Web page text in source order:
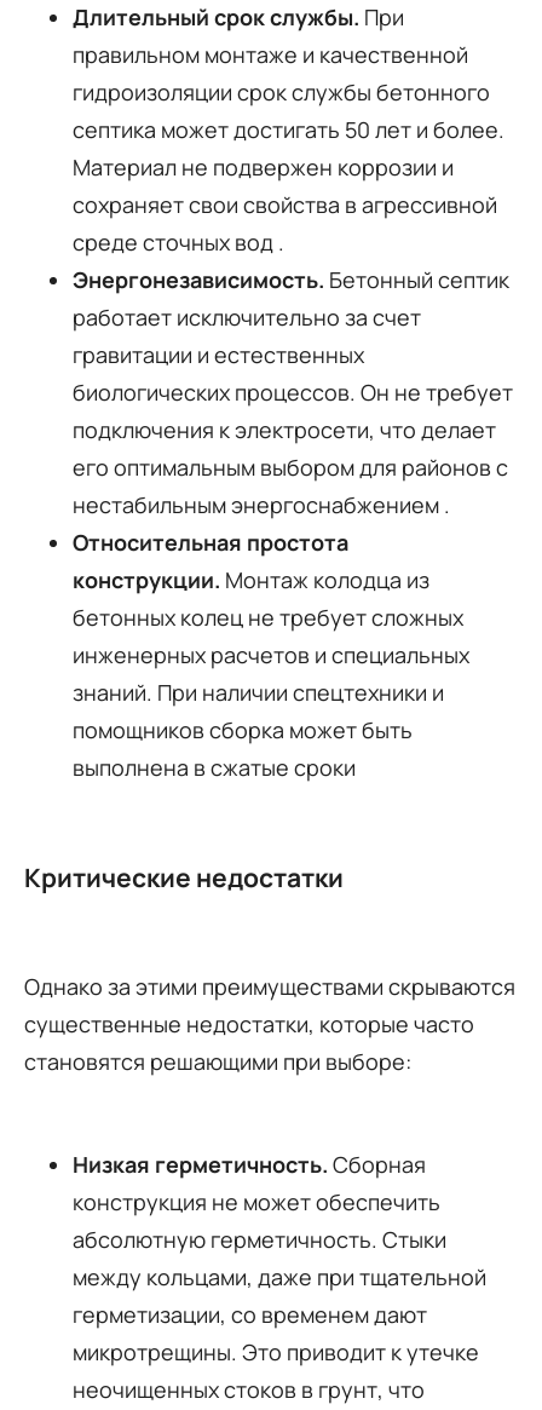
Длительный срок службы. При
правильном монтаже и качественной
гидроизоляции срок службы бетонного
септика может достигать 50 лет и более.
Материал не подвержен коррозии и
сохраняет свои свойства в агрессивной
среде сточных вод .
Энергонезависимость. Бетонный септик
работает исключительно за счет
гравитации и естественных
биологических процессов. Он не требует
подключения к электросети, что делает
его оптимальным выбором для районов с
нестабильным энергоснабжением .
Относительная простота
конструкции. Монтаж колодца из
бетонных колец не требует сложных
инженерных расчетов и специальных
знаний. При наличии спецтехники и
помощников сборка может быть
выполнена в сжатые сроки
Критические недостатки
Однако за этими преимуществами скрываются
существенные недостатки, которые часто
становятся решающими при выборе:
Низкая герметичность. Сборная
конструкция не может обеспечить
абсолютную герметичность. Стыки
между кольцами, даже при тщательной
герметизации, со временем дают
микротрещины. Это приводит к утечке
неочищенных стоков в грунт, что